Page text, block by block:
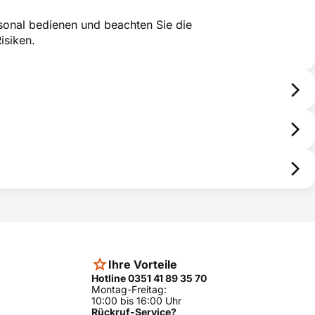
bedienen und beachten Sie die
100 bis 15000 €
100 bis 15000 €
Ihre Vorteile
Hotline 0351 41 89 35 70
Montag-Freitag:
10:00 bis 16:00 Uhr
Rückruf-Service?